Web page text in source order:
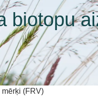
biotopu
(FRV)